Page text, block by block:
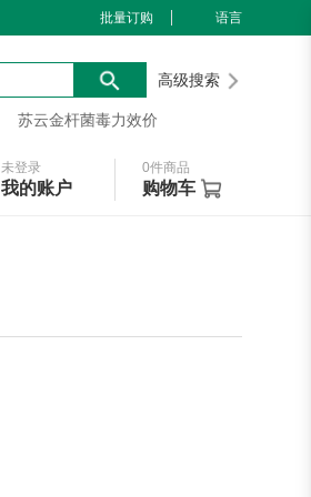
批量订购 语言
高级搜索
苏云金杆菌毒力效价
未登录
我的账户
0件商品
购物车